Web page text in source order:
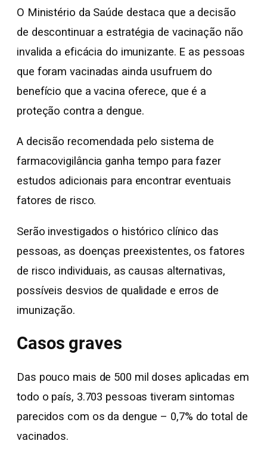
O Ministério da Saúde destaca que a decisão
de descontinuar a estratégia de vacinação não
invalida a eficácia do imunizante. E as pessoas
que foram vacinadas ainda usufruem do
benefício que a vacina oferece, que é a
proteção contra a dengue.
A decisão recomendada pelo sistema de
farmacovigilância ganha tempo para fazer
estudos adicionais para encontrar eventuais
fatores de risco.
Serão investigados o histórico clínico das
pessoas, as doenças preexistentes, os fatores
de risco individuais, as causas alternativas,
possíveis desvios de qualidade e erros de
imunização.
Casos graves
Das pouco mais de 500 mil doses aplicadas em
todo o país, 3.703 pessoas tiveram sintomas
parecidos com os da dengue – 0,7% do total de
vacinados.